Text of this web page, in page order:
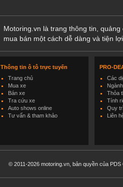
Motoring.vn là trang thông tin,
mua bán một cách dễ dàng và tiện lợi
Thông tin ô tô trực tuyến
Trang chủ
Mua xe
Bán xe
Tra cứu xe
Auto shows online
Tư vấn & tham khảo
PRO-
Các
Thỏa
Tính
Quy
Liên
© 2011-2026 motoring.vn, bản quyền của